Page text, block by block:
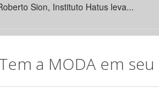
Sion, Instituto Hatus leva...
a MODA em seu